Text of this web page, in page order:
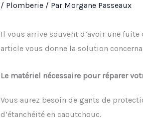
/ Plomberie/ Par Morgane Passeaux
Il vous arrive souvent d’avoir une fuite
article vous donne la solution
Le matériel nécessaire pour réparer
Vous aurez besoin de gants de
d’étanchéité en caoutchouc.